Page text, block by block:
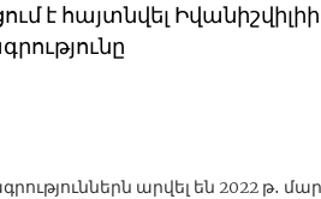
է հայտնվել
արվել են 2022 թ․